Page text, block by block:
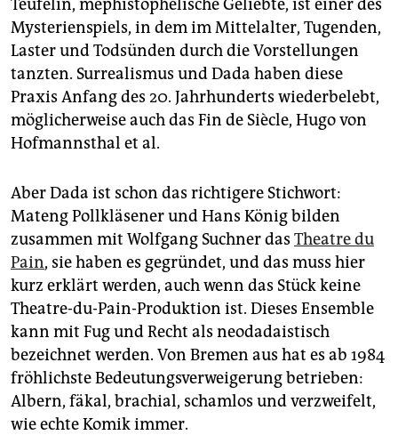
Teufelin, mephistophelische Geliebte, ist einer des
Mysterienspiels, in dem im Mittelalter, Tugenden,
Laster und Todsünden durch die Vorstellungen
tanzten. Surrealismus und Dada haben diese
Praxis Anfang des 20. Jahrhunderts wiederbelebt,
möglicherweise auch das Fin de Siècle, Hugo von
Hofmannsthal et al.
Aber Dada ist schon das richtigere Stichwort:
Mateng Pollkläsener und Hans König bilden
zusammen mit Wolfgang Suchner das Theatre du
Pain, sie haben es gegründet, und das muss hier
kurz erklärt werden, auch wenn das Stück keine
Theatre-du-Pain-Produktion ist. Dieses Ensemble
kann mit Fug und Recht als neodadaistisch
bezeichnet werden. Von Bremen aus hat es ab 1984
fröhlichste Bedeutungsverweigerung betrieben:
Albern, fäkal, brachial, schamlos und verzweifelt,
wie echte Komik immer.